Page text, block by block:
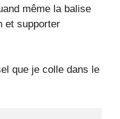
même la balise
et supporter
que je colle dans le